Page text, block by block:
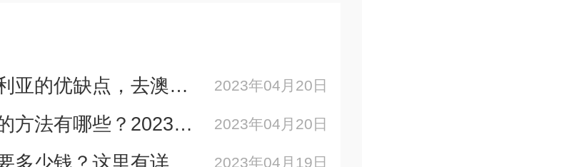
总结移民澳大利亚的优缺点，去澳大利亚生活前一定要看！ 2023年04月20日
移民澳大利亚的方法有哪些？2023年最完整的移民方式总结！ 2023年04月20日
2023年04月19日